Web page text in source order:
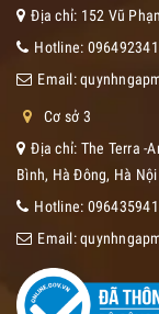
Địa chỉ: 152 Vũ
Hotline:
Email:
Cơ sở 3
Địa chỉ: The Terra -
Bình, Hà Đông, Hà
Hotline:
Email: